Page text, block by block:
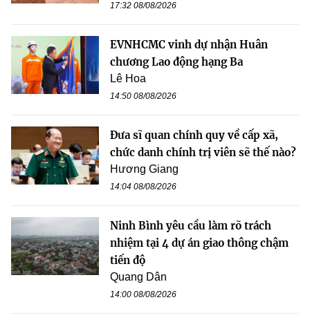
17:32 08/08/2026
EVNHCMC vinh dự nhận Huân
chương Lao động hạng Ba
Lê Hoa
14:50 08/08/2026
Đưa sĩ quan chính quy về cấp xã,
chức danh chính trị viên sẽ thế nào?
Hương Giang
14:04 08/08/2026
Ninh Bình yêu cầu làm rõ trách
nhiệm tại 4 dự án giao thông chậm
tiến độ
Quang Dân
14:00 08/08/2026